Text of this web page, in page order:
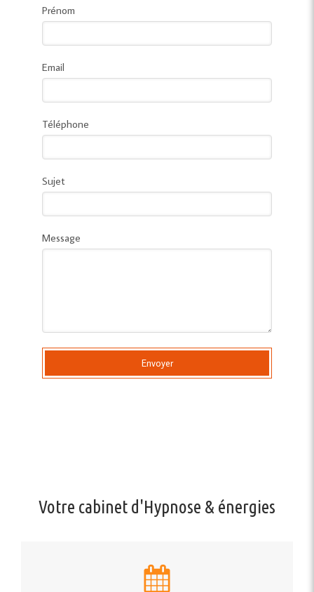
Prénom
Email
Téléphone
Sujet
Message
Envoyer
Votre cabinet d'Hypnose & énergies